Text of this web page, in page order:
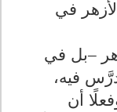
في
–بل في
فيه،
أن